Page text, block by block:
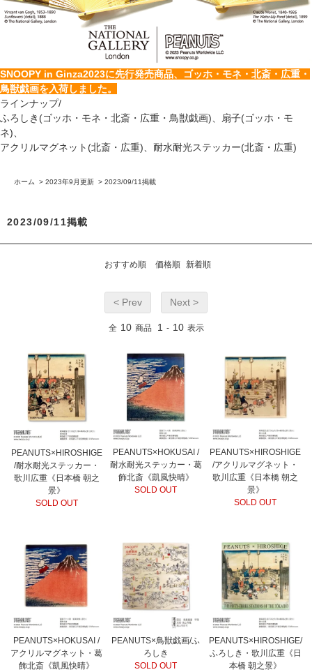
SNOOPY in Ginza2023に先行発売商品、ゴッホ・モネ・北斎・広重・
鳥獣戯画を入荷しました。
ラインナップ/
ふろしき(ゴッホ・モネ・北斎・広重・鳥獣戯画)、扇子(ゴッホ・モ
ネ)、
アクリルマグネット(北斎・広重)、耐水耐光ステッカー(北斎・広重)
ホーム > 2023年9月更新 > 2023/09/11掲載
2023/09/11掲載
おすすめ順 価格順 新着順
< Prev Next >
全 10 商品 1 - 10 表示
PEANUTS×HIROSHIGE
/耐水耐光ステッカー・
歌川広重《日本橋 朝之
景》
SOLD OUT
PEANUTS×HOKUSAI /
耐水耐光ステッカー・葛
飾北斎《凱風快晴》
SOLD OUT
PEANUTS×HIROSHIGE
/アクリルマグネット・
歌川広重《日本橋 朝之
景》
SOLD OUT
PEANUTS×HOKUSAI /
アクリルマグネット・葛
飾北斎《凱風快晴》
PEANUTS×鳥獣戯画/ふ
ろしき
SOLD OUT
PEANUTS×HIROSHIGE/
ふろしき・歌川広重《日
本橋 朝之景》